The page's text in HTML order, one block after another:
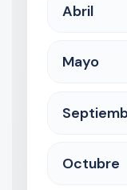
Abril
Mayo
Octubre